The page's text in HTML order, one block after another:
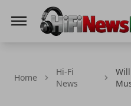
Home
Hi-Fi
News